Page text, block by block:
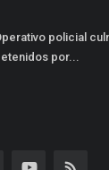
policial
por...